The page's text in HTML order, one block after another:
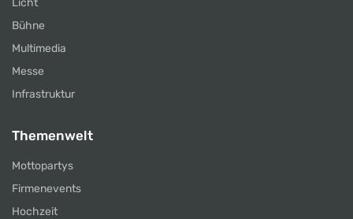
Bühne
Multimedia
Messe
Infrastruktur
Themenwelt
Mottopartys
Firmenevents
Hochzeit